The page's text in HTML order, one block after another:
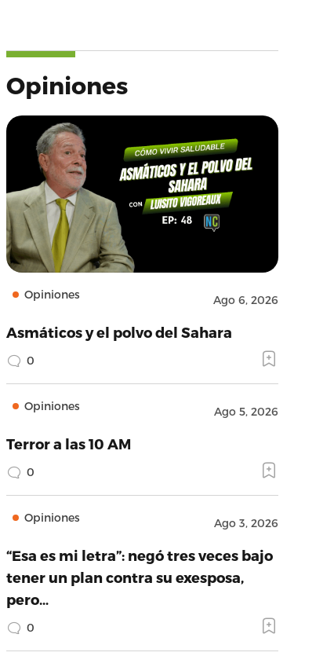
Opiniones
Opiniones Ago 6, 2026
Asmáticos y el polvo del Sahara
0
Opiniones Ago 5, 2026
Terror a las 10 AM
0
Opiniones Ago 3, 2026
“Esa es mi letra”: negó tres veces bajo
tener un plan contra su exesposa,
pero…
0